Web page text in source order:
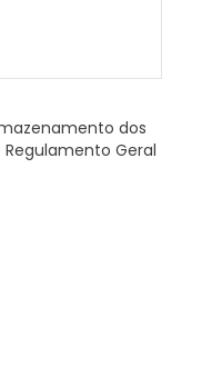
dos
Geral